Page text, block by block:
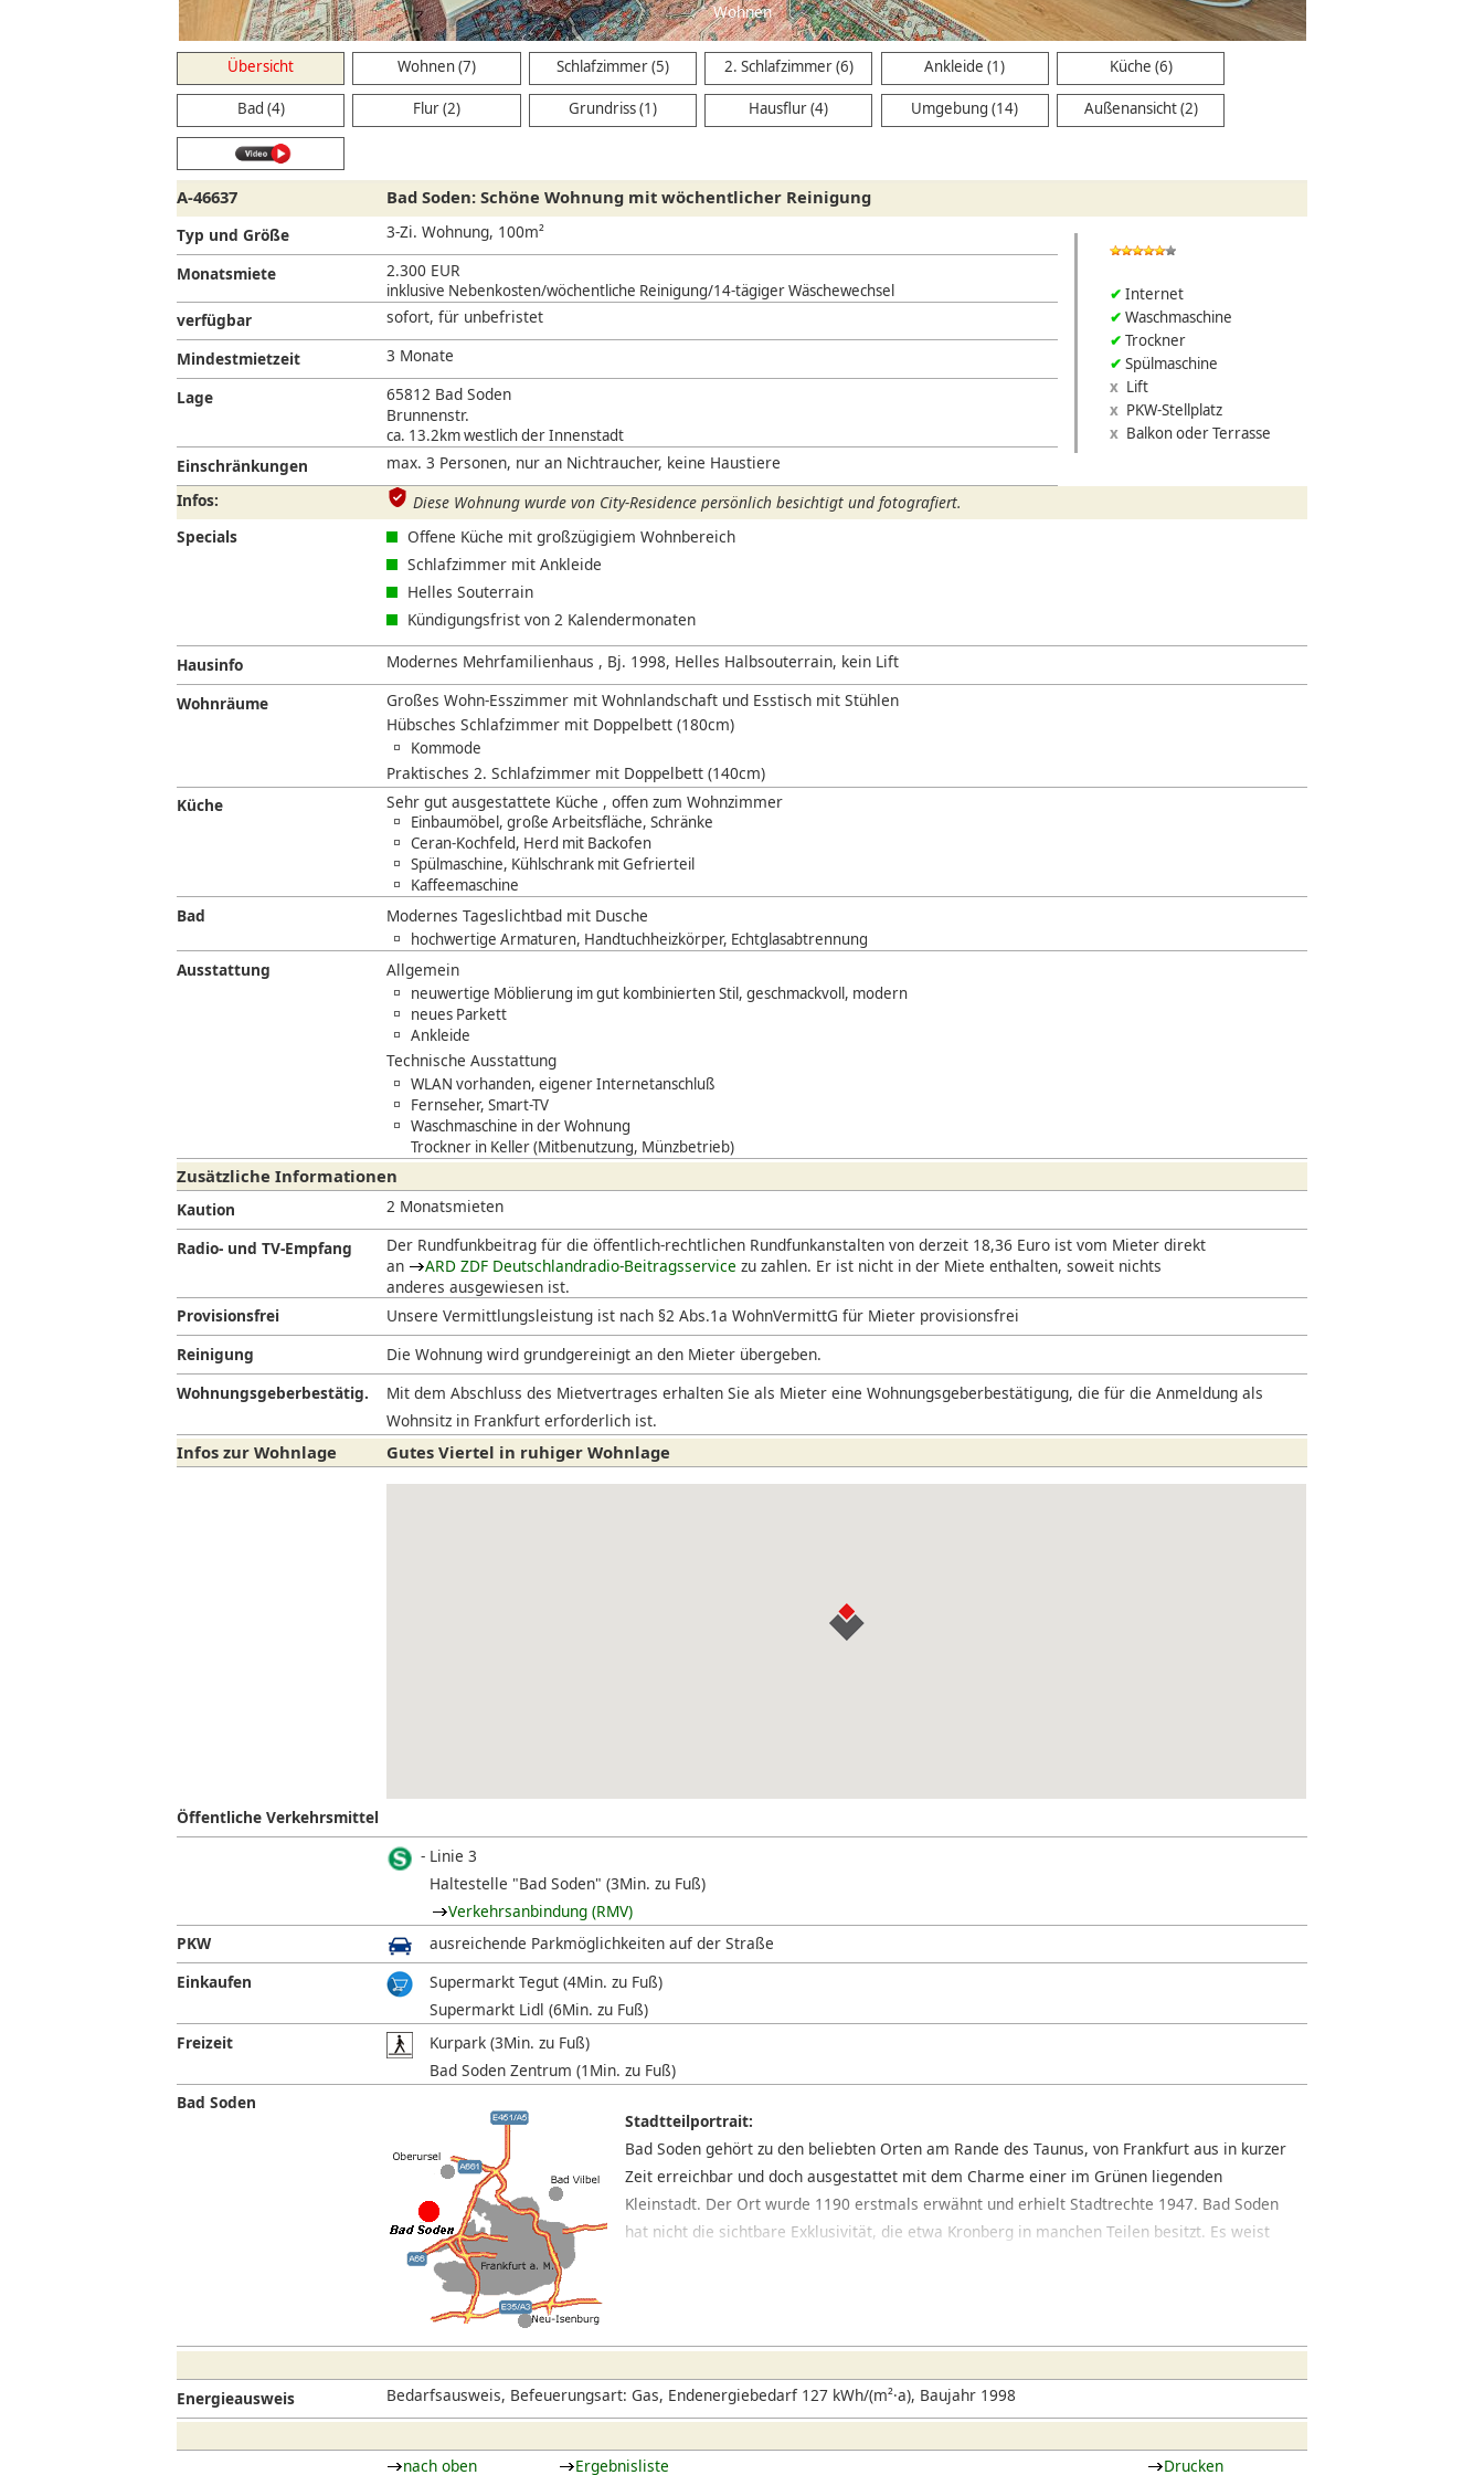
Schlafzimmer
Übersicht Wohnen (7) Schlafzimmer (5) 2. Schlafzimmer (6) Ankleide (1) Küche (6)
Bad (4) Flur (2) Grundriss (1) Hausflur (4) Umgebung (14) Außenansicht (2)
A-46637 Bad Soden: Schöne Wohnung mit wöchentlicher Reinigung
Internet
Waschmaschine
Trockner
Spülmaschine
Lift
PKW-Stellplatz
Balkon oder Terrasse
Typ und Größe
3-Zi. Wohnung, 100m²
Monatsmiete
2.300 EUR
inklusive Nebenkosten/wöchentliche Reinigung/14-tägiger Wäschewechsel
verfügbar
sofort, für unbefristet
Mindestmietzeit
3 Monate
Lage
65812 Bad Soden
Brunnenstr.
ca. 13.2km westlich der Innenstadt
Einschränkungen
max. 3 Personen, nur an Nichtraucher, keine Haustiere
Infos:
Diese Wohnung wurde von City-Residence persönlich besichtigt und fotografiert.
Specials
Offene Küche mit großzügigiem Wohnbereich
Schlafzimmer mit Ankleide
Helles Souterrain
Kündigungsfrist von 2 Kalendermonaten
Hausinfo
Modernes Mehrfamilienhaus , Bj. 1998, Helles Halbsouterrain, kein Lift
Wohnräume
Großes Wohn-Esszimmer mit Wohnlandschaft und Esstisch mit Stühlen
Hübsches Schlafzimmer mit Doppelbett (180cm)
Kommode
Praktisches 2. Schlafzimmer mit Doppelbett (140cm)
Küche
Sehr gut ausgestattete Küche , offen zum Wohnzimmer
Einbaumöbel, große Arbeitsfläche, Schränke
Ceran-Kochfeld, Herd mit Backofen
Spülmaschine, Kühlschrank mit Gefrierteil
Kaffeemaschine
Bad Modernes Tageslichtbad mit Dusche
hochwertige Armaturen, Handtuchheizkörper, Echtglasabtrennung
Ausstattung Allgemein
neuwertige Möblierung im gut kombinierten Stil, geschmackvoll, modern
neues Parkett
Ankleide
Technische Ausstattung
WLAN vorhanden, eigener Internetanschluß
Fernseher, Smart-TV
Waschmaschine in der Wohnung
Trockner in Keller (Mitbenutzung, Münzbetrieb)
Zusätzliche Informationen
Kaution
2 Monatsmieten
Radio- und TV-Empfang
Der Rundfunkbeitrag für die öffentlich-rechtlichen Rundfunkanstalten von derzeit 18,36 Euro ist vom Mieter direkt
an
ARD ZDF Deutschlandradio-Beitragsservice zu zahlen. Er ist nicht in der Miete enthalten, soweit nichts
anderes ausgewiesen ist.
Provisionsfrei
Unsere Vermittlungsleistung ist nach §2 Abs.1a WohnVermittG für Mieter provisionsfrei
Reinigung
Die Wohnung wird grundgereinigt an den Mieter übergeben.
Wohnungsgeberbestätig.
Mit dem Abschluss des Mietvertrages erhalten Sie als Mieter eine Wohnungsgeberbestätigung, die für die Anmeldung als
Wohnsitz in Frankfurt erforderlich ist.
Infos zur Wohnlage Gutes Viertel in ruhiger Wohnlage
Öffentliche Verkehrsmittel
Linie 3
Haltestelle "Bad Soden" (3Min. zu Fuß)
Verkehrsanbindung (RMV)
PKW
ausreichende Parkmöglichkeiten auf der Straße
Einkaufen
Supermarkt Tegut (4Min. zu Fuß)
Supermarkt Lidl (6Min. zu Fuß)
Freizeit
Kurpark (3Min. zu Fuß)
Bad Soden Zentrum (1Min. zu Fuß)
Bad Soden
Stadtteilportrait:
Bad Soden gehört zu den beliebten Orten am Rande des Taunus, von Frankfurt aus in kurzer
Zeit erreichbar und doch ausgestattet mit dem Charme einer im Grünen liegenden
Kleinstadt. Der Ort wurde 1190 erstmals erwähnt und erhielt Stadtrechte 1947. Bad Soden
hat nicht die sichtbare Exklusivität, die etwa Kronberg in manchen Teilen besitzt. Es weist
unmittelbaren Umkreis dieser zentralen Achse bietet Bad Soden ein gemischtes Bild aus
Vierteln mit Villen in der typischen Bäderarchitektur des 19. Jahrhunderts. In den neueren
Ortsteilen dominieren solide Ein- oder Zweifamilien-Häuser, die zu einem Teil in die
welligen Hänge des Vordertaunus gebaut sind.
Energieausweis Bedarfsausweis, Befeuerungsart: Gas, Endenergiebedarf 127 kWh/(m²·a), Baujahr 1998
nach oben Ergebnisliste Drucken